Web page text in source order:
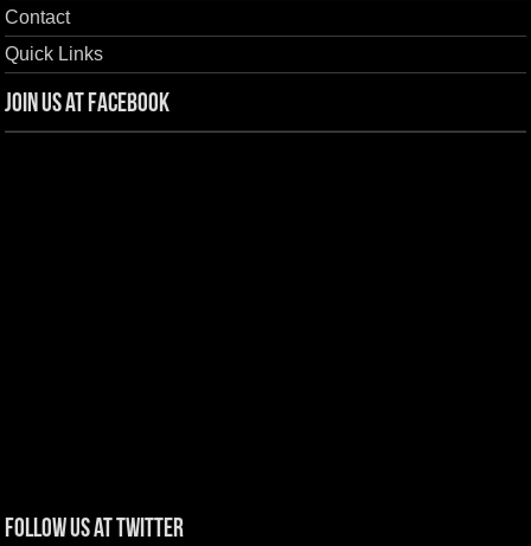
Contact
Quick Links
Join us at Facebook
Follow us at Twitter